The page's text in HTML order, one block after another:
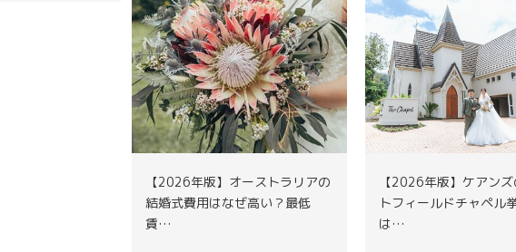
【2026年版】オーストラリアの
結婚式費用はなぜ高い？最低
賃…
【2026年版】ケアンズ
トフィールドチャペル
は…